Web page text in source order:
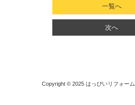
一覧へ
次へ
Copyright © 2025 はっぴいリフォーム